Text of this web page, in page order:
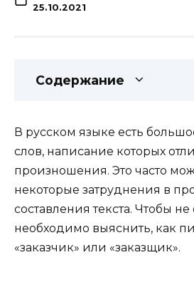
25.10.2021
Содержание
В русском языке есть
слов, написание которых
произношения. Это часто
некоторые затруднения в
составления текста. Чтобы
необходимо выяснить, как
«заказчик» или «заказщик».